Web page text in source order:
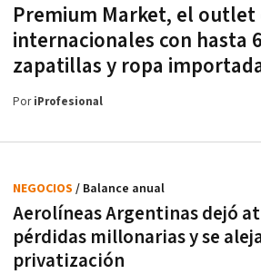
Premium Market, el outlet
internacionales con hasta
zapatillas y ropa
PoriProfesional
Aerolíneas Argentinas dejó
pérdidas millonarias y se
privatización
NEGOCIOS / Balance anual